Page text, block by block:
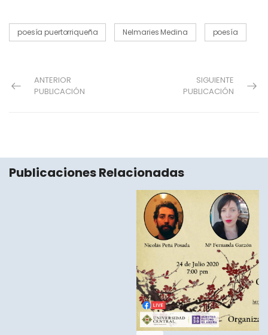
poesía puertorriqueña Nelmaries Medina poesía
ANTERIOR
PUBLICACIÓN
SIGUIENTE
PUBLICACIÓN
Publicaciones Relacionadas